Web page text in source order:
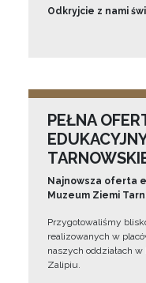
Odkryjcie z nami
PEŁNA
Najnowsza oferta
Muzeum Ziemi
Przygotowaliśmy
realizowanych w
naszych oddziałach w
Zalipiu.